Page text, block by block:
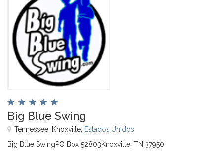
Big Blue Swing
Tennessee, Knoxville, Estados Unidos
Big Blue SwingPO Box 52803Knoxville, TN 37950